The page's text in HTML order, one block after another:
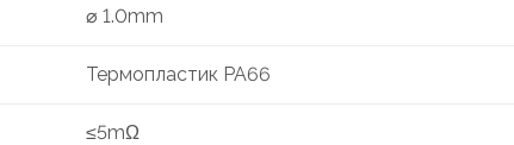
⌀ 1.0mm
Термопластик PA66
≤5mΩ